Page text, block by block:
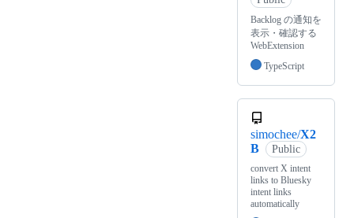
Backlog の通知を
表示・確認する
WebExtension
TypeScript
simochee/X2
B
Public
convert X intent
links to Bluesky
intent links
automatically